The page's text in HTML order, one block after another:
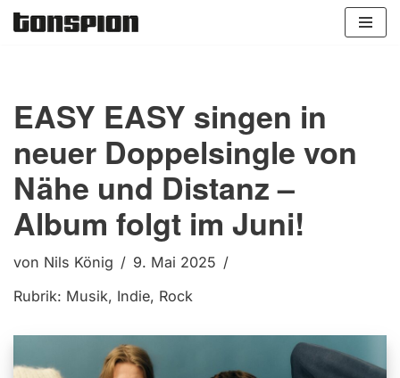
EASY EASY singen in
neuer Doppelsingle von
Nähe und Distanz –
Album folgt im Juni!
von Nils König
9. Mai 2025
Rubrik: Musik, Indie, Rock